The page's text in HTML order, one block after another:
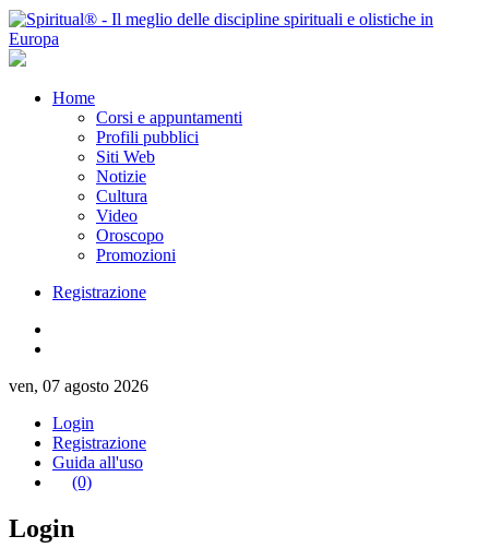
Home
Corsi e appuntamenti
Profili pubblici
Siti Web
Notizie
Cultura
Video
Oroscopo
Promozioni
Registrazione
ven, 07 agosto 2026
Login
Registrazione
Guida all'uso
(0)
Login